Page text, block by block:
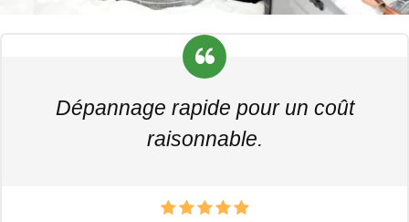
Dépannage rapide pour un coût
raisonnable.